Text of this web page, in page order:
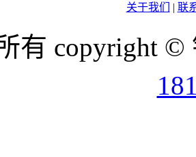
关于我们 | 联
有 copyright